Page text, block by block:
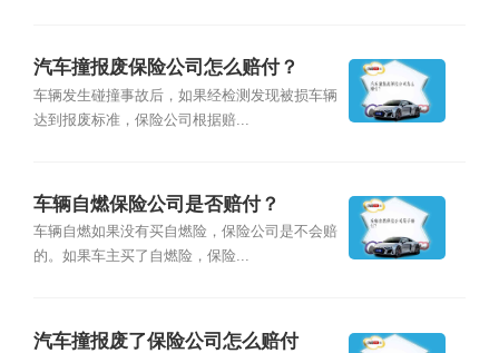
汽车撞报废保险公司怎么赔付？
车辆发生碰撞事故后，如果经检测发现被损车辆
达到报废标准，保险公司根据赔...
车辆自燃保险公司是否赔付？
车辆自燃如果没有买自燃险，保险公司是不会赔
的。如果车主买了自燃险，保险...
汽车撞报废了保险公司怎么赔付